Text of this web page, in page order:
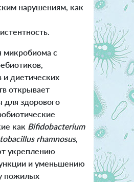
нарушениям, как
с
и диетических
открывает
для здорового
как Bifidobacterium
rhamnosus,
укреплению
и уменьшению
пожилых